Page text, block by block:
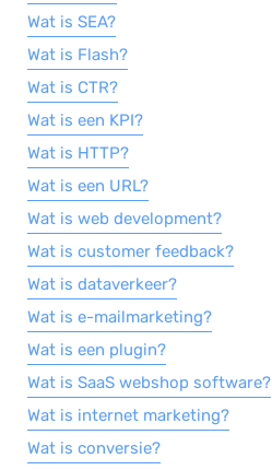
Wat is SEA?
Wat is Flash?
Wat is CTR?
Wat is een KPI?
Wat is HTTP?
Wat is een URL?
Wat is web development?
Wat is customer feedback?
Wat is dataverkeer?
Wat is e-mailmarketing?
Wat is een plugin?
Wat is SaaS webshop software?
Wat is internet marketing?
Wat is conversie?